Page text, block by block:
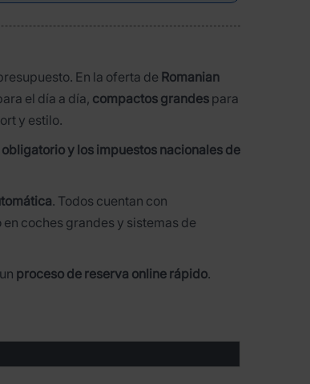
En la oferta de Romanian
el día a día, compactos grandes para
y estilo.
y los impuestos nacionales de
. Todos cuentan con
coches grandes y sistemas de
proceso de reserva online rápido.